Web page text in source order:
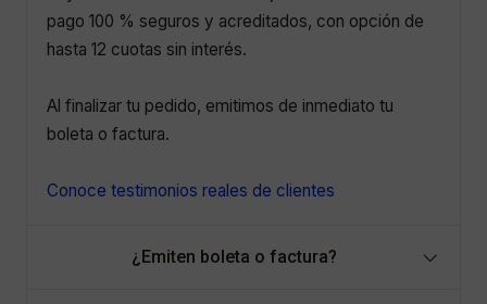
pago 100 % seguros y acreditados, con opción de
hasta 12 cuotas sin interés.
Al finalizar tu pedido, emitimos de inmediato tu
boleta o factura.
Conoce testimonios reales de clientes
¿Emiten boleta o factura?